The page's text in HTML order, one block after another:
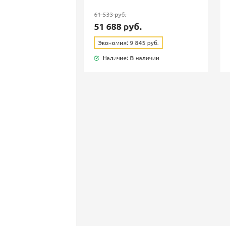
61 533 руб.
51 688 руб.
Экономия: 9 845 руб.
Наличие: В наличии